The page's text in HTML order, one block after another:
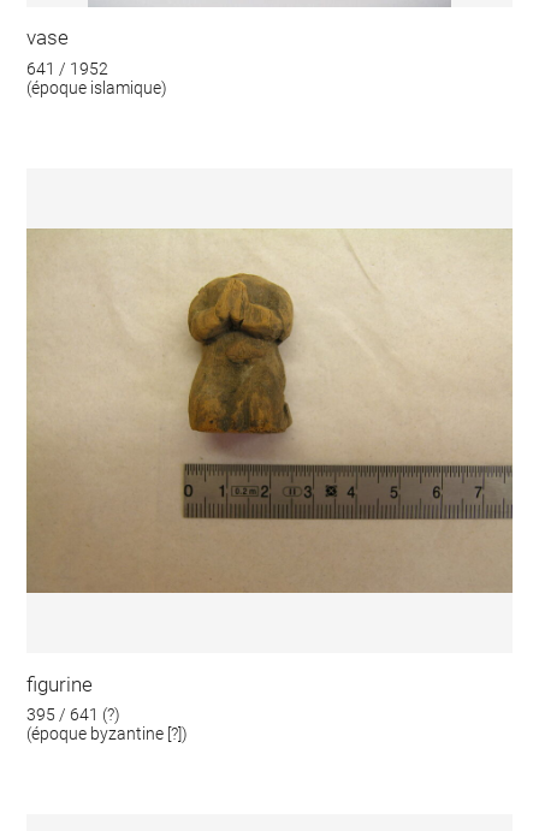
vase
641 / 1952
(époque islamique)
figurine
395 / 641 (?)
(époque byzantine [?])